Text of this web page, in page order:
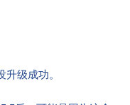
级成功。